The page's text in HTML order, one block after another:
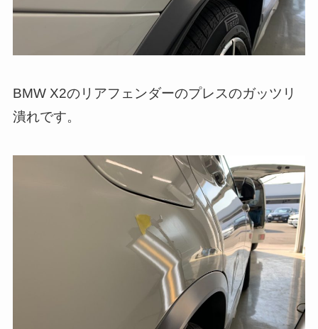
BMW X2のリアフェンダーのプレスのガッツリ
潰れです。